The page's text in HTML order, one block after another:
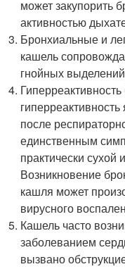
может закупорить
активностью
Бронхиальные и
кашель
гнойных
после
единственным
практически сухой
Возникновение
кашля может
вирусного
Кашель часто
заболеванием
вызвано